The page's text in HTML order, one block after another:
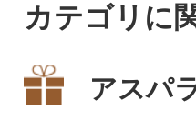
カテゴリに
アスパ